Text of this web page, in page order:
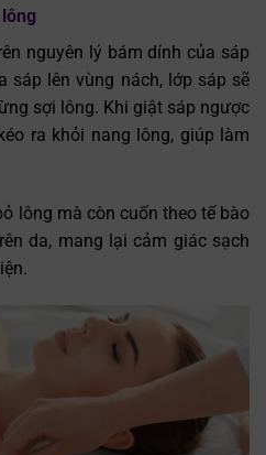
nguyên lý bám dính của sáp
sáp lên vùng nách, lớp sáp sẽ
sợi lông. Khi giật sáp ngược
ra khỏi nang lông, giúp làm
lông mà còn cuốn theo tế bào
da, mang lại cảm giác sạch